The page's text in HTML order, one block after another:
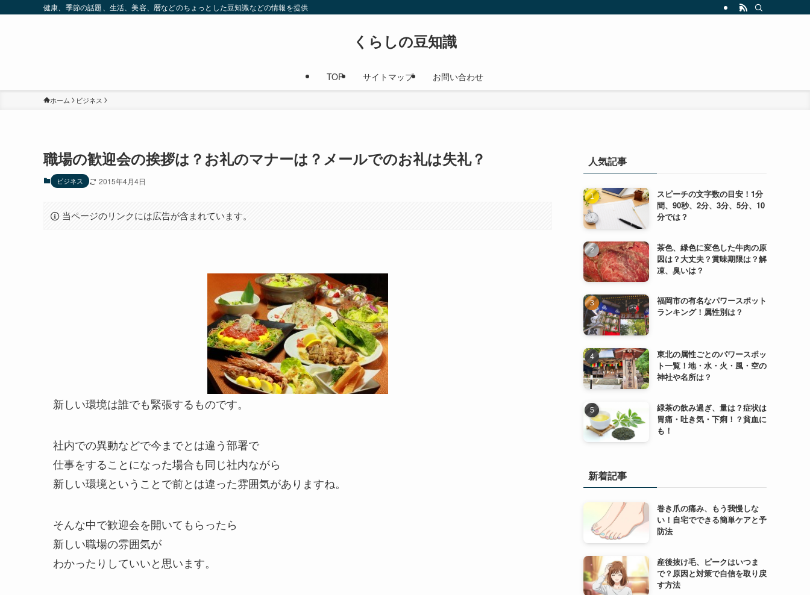
健康、季節の話題、生活、美容、暦などのちょっとした豆知識などの情報を提供
くらしの豆知識
TOP サイトマップ お問い合わせ
ホーム ビジネス
職場の歓迎会の挨拶は？お礼のマナーは？メールでのお礼は失礼？
ビジネス 2015年4月4日
当ページのリンクには広告が含まれています。
新しい環境は誰でも緊張するものです。
社内での異動などで今までとは違う部署で
仕事をすることになった場合も同じ社内ながら
新しい環境ということで前とは違った雰囲気がありますね。
そんな中で歓迎会を開いてもらったら
新しい職場の雰囲気が
わかったりしていいと思います。
人気記事
スピーチの文字数の目安！1分
間、90秒、2分、3分、5分、10
分では？
茶色、緑色に変色した牛肉の原
因は？大丈夫？賞味期限は？解
凍、臭いは？
福岡市の有名なパワースポット
ランキング！属性別は？
東北の属性ごとのパワースポッ
ト一覧！地・水・火・風・空の
神社や名所は？
緑茶の飲み過ぎ、量は？症状は
胃痛・吐き気・下痢！？貧血に
も！
新着記事
巻き爪の痛み、もう我慢しな
い！自宅でできる簡単ケアと予
防法
産後抜け毛、ピークはいつま
で？原因と対策で自信を取り戻
す方法